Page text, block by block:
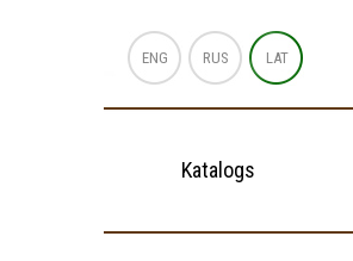
ENG RUS LAT
Katalogs